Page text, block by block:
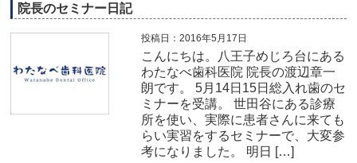
院長のセミナー日記
投稿日：2016年5月17日
こんにちは。八王子めじろ台にある
わたなべ歯科医院 院長の渡辺章一
朗です。 5月14日15日総入れ歯のセ
ミナーを受講。 世田谷にある診療
所を使い、実際に患者さんに来ても
らい実習をするセミナーで、大変参
考になりました。 明日 […]